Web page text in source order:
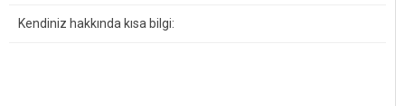
Kendiniz hakkında kısa bilgi: